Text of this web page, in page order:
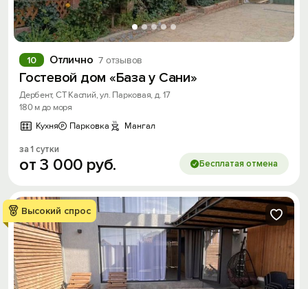
Отлично 7 отзывов
10
Гостевой дом «База у Сани»
Дербент, СТ Каспий, ул. Парковая, д. 17
180 м до моря
Кухня
Парковка Мангал
за 1 сутки
от3 000 руб. Бесплатая отмена
Высокий спрос